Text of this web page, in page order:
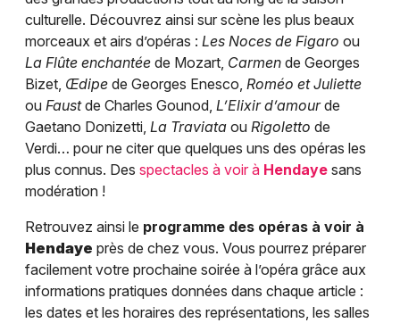
culturelle. Découvrez ainsi sur scène les plus beaux
morceaux et airs d’opéras : Les Noces de Figaro ou
La Flûte enchantée de Mozart, Carmen de Georges
Bizet, Œdipe de Georges Enesco, Roméo et Juliette
ou Faustde Charles Gounod, L’Elixir d’amourde
Gaetano Donizetti, La Traviata ou Rigoletto de
Verdi… pour ne citer que quelques uns des opéras les
plus connus. Des spectacles à voir à Hendaye sans
modération !
Retrouvez ainsi le programme des opéras à voir à
Hendaye près de chez vous. Vous pourrez préparer
facilement votre prochaine soirée à l’opéra grâce aux
informations pratiques données dans chaque article :
les dates et les horaires des représentations, les salles